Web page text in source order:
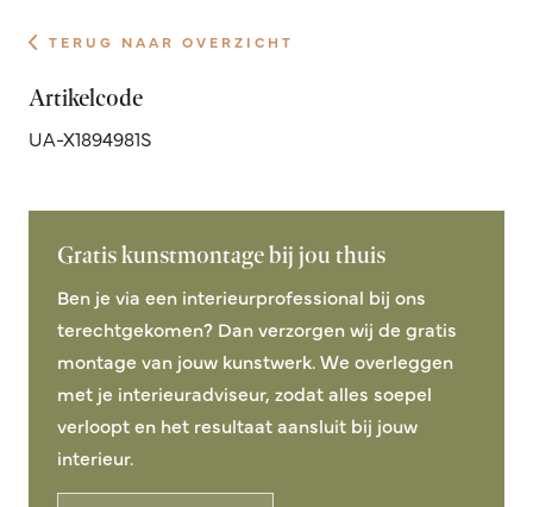
TERUG NAAR OVERZICHT
Artikelcode
UA-X1894981S
Gratis kunstmontage bij jou thuis
Ben je via een interieurprofessional bij ons
terechtgekomen? Dan verzorgen wij de gratis
montage van jouw kunstwerk. We overleggen
met je interieuradviseur, zodat alles soepel
verloopt en het resultaat aansluit bij jouw
interieur.